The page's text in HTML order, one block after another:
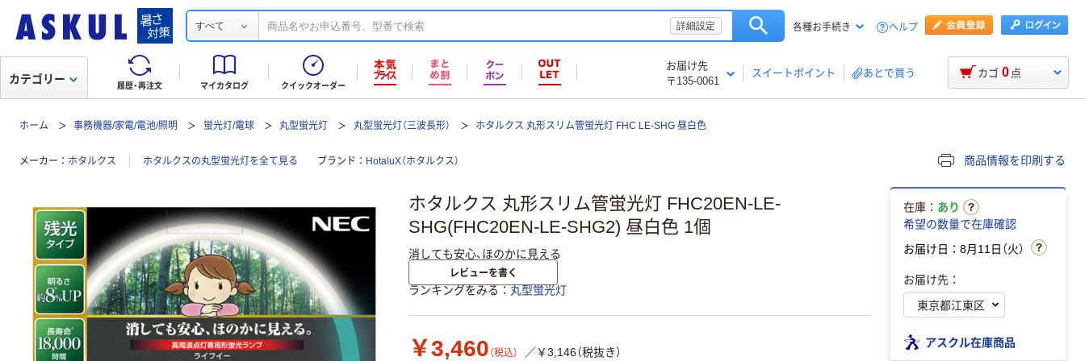
すべて 詳細設定 各種お手続き ヘルプ
履歴・再注文 マイカタログ クイックオーダー
お届け先
〒135-0061
スイートポイント あとで買う
カテゴリー カゴ 0 点
ホーム 事務機器/家電/電池/照明 蛍光灯/電球 丸型蛍光灯 丸型蛍光灯（三波長形） ホタルクス 丸形スリム管蛍光灯 FHC LE-SHG 昼白色
メーカー ホタルクス ホタルクスの丸型蛍光灯を全て見る ブランド HotaluX（ホタルクス） 商品情報を印刷する
ホタルクス 丸形スリム管蛍光灯 FHC20EN-LE-
SHG(FHC20EN-LE-SHG2) 昼白色 1個
消しても安心、ほのかに見える
レビューを書く
ランキングをみる 丸型蛍光灯
￥3,460 （税込） ／￥3,146（税抜き）
在庫： あり
希望の数量で在庫確認
お届け日：8月11日（火）
お届け先：
アスクル在庫商品